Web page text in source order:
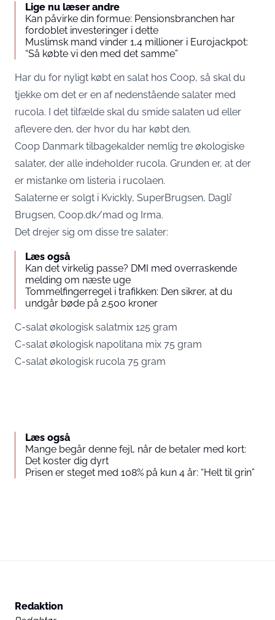
Lige nu læser andre
Kan påvirke din formue: Pensionsbranchen har
fordoblet investeringer i dette
Muslimsk mand vinder 1,4 millioner i Eurojackpot:
“Så købte vi den med det samme”
Har du for nyligt købt en salat hos Coop, så skal du
tjekke om det er en af nedenstående salater med
rucola. I det tilfælde skal du smide salaten ud eller
aflevere den, der hvor du har købt den.
Coop Danmark tilbagekalder nemlig tre økologiske
salater, der alle indeholder rucola. Grunden er, at der
er mistanke om listeria i rucolaen.
Salaterne er solgt i Kvickly, SuperBrugsen, Dagli’
Brugsen, Coop.dk/mad og Irma.
Det drejer sig om disse tre salater:
Læs også
Kan det virkelig passe? DMI med overraskende
melding om næste uge
Tommelfingerregel i trafikken: Den sikrer, at du
undgår bøde på 2.500 kroner
C-salat økologisk salatmix 125 gram
C-salat økologisk napolitana mix 75 gram
C-salat økologisk rucola 75 gram
Læs også
Mange begår denne fejl, når de betaler med kort:
Det koster dig dyrt
Prisen er steget med 108% på kun 4 år: “Helt til grin”
Redaktion